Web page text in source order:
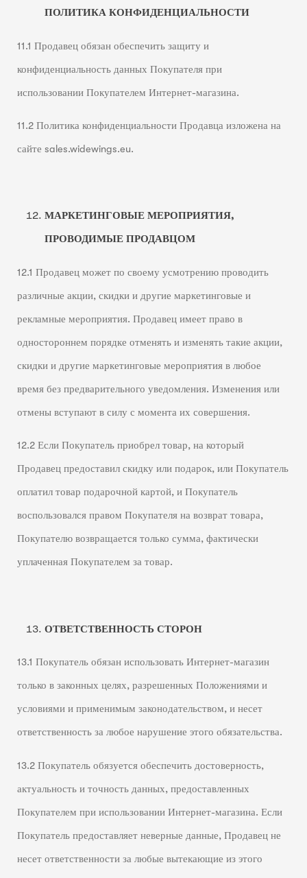
ПОЛИТИКА КОНФИДЕНЦИАЛЬНОСТИ
11.1 Продавец обязан обеспечить защиту и
конфиденциальность данных Покупателя при
использовании Покупателем Интернет-магазина.
11.2 Политика конфиденциальности Продавца изложена на
сайте sales.widewings.eu.
МАРКЕТИНГОВЫЕ МЕРОПРИЯТИЯ,
ПРОВОДИМЫЕ ПРОДАВЦОМ
12.1 Продавец может по своему усмотрению проводить
различные акции, скидки и другие маркетинговые и
рекламные мероприятия. Продавец имеет право в
одностороннем порядке отменять и изменять такие акции,
скидки и другие маркетинговые мероприятия в любое
время без предварительного уведомления. Изменения или
отмены вступают в силу с момента их совершения.
12.2 Если Покупатель приобрел товар, на который
Продавец предоставил скидку или подарок, или Покупатель
оплатил товар подарочной картой, и Покупатель
воспользовался правом Покупателя на возврат товара,
Покупателю возвращается только сумма, фактически
уплаченная Покупателем за товар.
ОТВЕТСТВЕННОСТЬ СТОРОН
13.1 Покупатель обязан использовать Интернет-магазин
только в законных целях, разрешенных Положениями и
условиями и применимым законодательством, и несет
ответственность за любое нарушение этого обязательства.
13.2 Покупатель обязуется обеспечить достоверность,
актуальность и точность данных, предоставленных
Покупателем при использовании Интернет-магазина. Если
Покупатель предоставляет неверные данные, Продавец не
несет ответственности за любые вытекающие из этого